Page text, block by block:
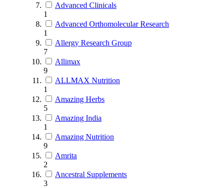
Advanced Clinicals
1
Advanced Orthomolecular Research
1
Allergy Research Group
7
Allimax
9
ALLMAX Nutrition
1
Amazing Herbs
5
Amazing India
1
Amazing Nutrition
9
Amrita
2
Ancestral Supplements
3